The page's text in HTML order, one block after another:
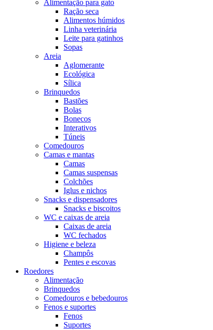
Alimentação para gato
Ração seca
Alimentos húmidos
Linha veterinária
Leite para gatinhos
Sopas
Areia
Aglomerante
Ecológica
Sílica
Brinquedos
Bastões
Bolas
Bonecos
Interativos
Túneis
Comedouros
Camas e mantas
Camas
Camas suspensas
Colchões
Iglus e nichos
Snacks e dispensadores
Snacks e biscoitos
WC e caixas de areia
Caixas de areia
WC fechados
Higiene e beleza
Champôs
Pentes e escovas
Roedores
Alimentação
Brinquedos
Comedouros e bebedouros
Fenos e suportes
Fenos
Suportes